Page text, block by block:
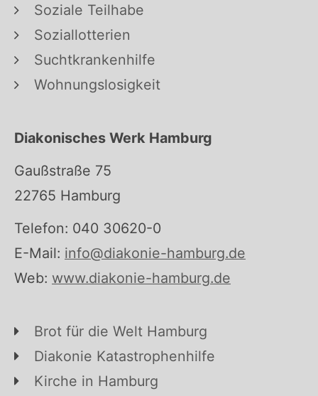
Soziale Teilhabe
Soziallotterien
Suchtkrankenhilfe
Wohnungslosigkeit
Diakonisches Werk Hamburg
Gaußstraße 75
22765 Hamburg
Telefon: 040 30620-0
E-Mail: info@diakonie-hamburg.de
Web: www.diakonie-hamburg.de
Brot für die Welt Hamburg
Diakonie Katastrophenhilfe
Kirche in Hamburg